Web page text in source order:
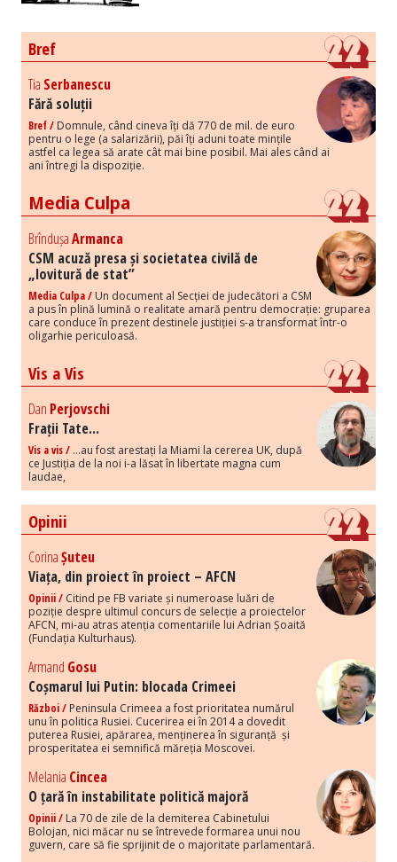
Bref
Tia Serbanescu
Fără soluții
Bref / Domnule, când cineva îți dă 770 de mil. de euro
pentru o lege (a salarizării), păi îți aduni toate mințile
astfel ca legea să arate cât mai bine posibil. Mai ales când ai
ani întregi la dispoziție.
Media Culpa
BrîndușaArmanca
CSM acuză presa și societatea civilă de
„lovitură de stat”
Media Culpa / Un document al Secției de judecători a CSM
a pus în plină lumină o realitate amară pentru democrație: gruparea
care conduce în prezent destinele justiției s-a transformat într-o
oligarhie periculoasă.
Vis a Vis
Dan Perjovschi
Frații Tate...
Vis a vis / ...au fost arestați la Miami la cererea UK, după
ce Justiția de la noi i-a lăsat în libertate magna cum
laudae,
Opinii
CorinaȘuteu
Viața, din proiect în proiect – AFCN
Opinii / Citind pe FB variate și numeroase luări de
poziție despre ultimul concurs de selecție a proiectelor
AFCN, mi-au atras atenția comentariile lui Adrian Șoaită
(Fundația Kulturhaus).
Armand Gosu
Coșmarul lui Putin: blocada Crimeei
Război / Peninsula Crimeea a fost prioritatea numărul
unu în politica Rusiei. Cucerirea ei în 2014 a dovedit
puterea Rusiei, apărarea, menținerea în siguranță și
prosperitatea ei semnifică măreția Moscovei.
Melania Cincea
O țară în instabilitate politică majoră
Opinii / La 70 de zile de la demiterea Cabinetului
Bolojan, nici măcar nu se întrevede formarea unui nou
guvern, care să fie sprijinit de o majoritate parlamentară.